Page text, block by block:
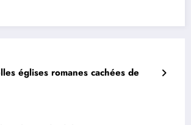
églises romanes cachées de